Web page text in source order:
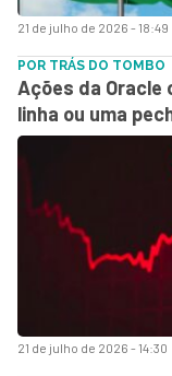
21 de julho de 2026 - 18:49
21 de julho de 2026 - 14:30
POR TRÁS DO TOMBO
Ações da Oracle
linha ou uma